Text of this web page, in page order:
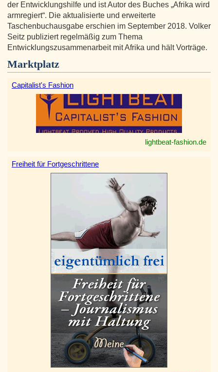
der Entwicklungshilfe und ist Autor des Buches „Afrika wird
armregiert“. Die aktualisierte und erweiterte
Taschenbuchausgabe erschien im September 2018. Volker
Seitz publiziert regelmäßig zum Thema
Entwicklungszusammenarbeit mit Afrika und hält Vorträge.
Marktplatz
Capitalist's Fashion
lightbeat-fashion.de
Freiheit für Fortgeschrittene